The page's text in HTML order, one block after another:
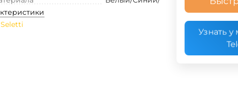
Seletti
Узнать